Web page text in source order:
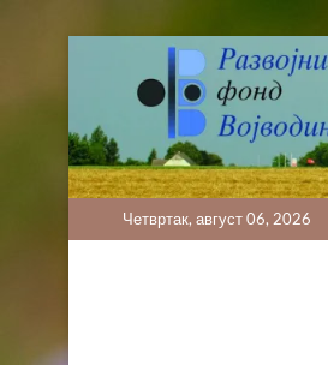
Четвртак, август 06, 2026